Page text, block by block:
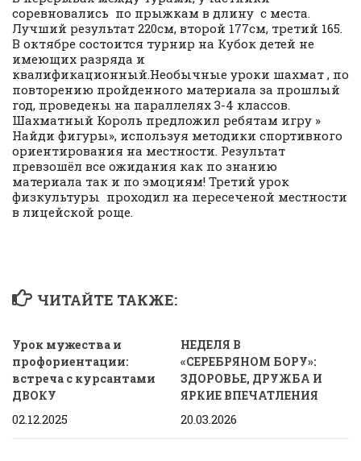
соревновались по прыжкам в длину с места.
Лучший результат 220см, второй 177см, третий 165.
В октябре состоится турнир на Кубок детей не
имеющих разряда и
квалификационный.Необычные уроки шахмат , по
повторению пройденного материала за прошлый
год, проведены на параллелях 3-4 классов.
Шахматный Король предложил ребятам игру »
Найди фигуры», используя методики спортивного
ориентирования на местности. Результат
превзошёл все ожидания как по знанию
материала так и по эмоциям! Третий урок
физкультуры проходил на пересеченой местности
в лицейской роще.
ЧИТАЙТЕ ТАКЖЕ:
Урок мужества и
профориентации:
встреча с курсантами
ДВОКУ
02.12.2025
НЕДЕЛЯ В
«СЕРЕБРЯНОМ БОРУ»:
ЗДОРОВЬЕ, ДРУЖБА И
ЯРКИЕ ВПЕЧАТЛЕНИЯ
20.03.2026